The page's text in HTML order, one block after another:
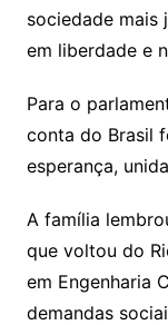
sociedade mais
em liberdade e
Para o
conta do Brasil
esperança,
A família
que voltou do
em Engenharia
demandas